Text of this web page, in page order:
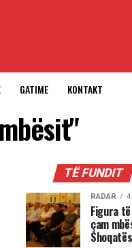
GATIME KONTAKT
TË FUNDIT
RADAR
Figura
çam